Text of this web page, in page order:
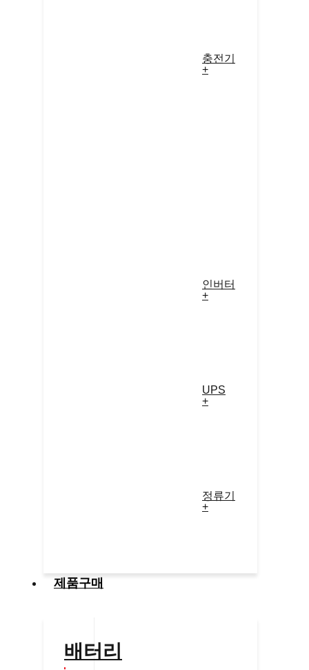
충전기
+
인버터
+
UPS
+
정류기
+
제품구매
배터리